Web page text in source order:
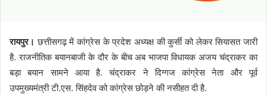
रायपुर। छत्तीसगढ़ में कांग्रेस के प्रदेश अध्यक्ष की कुर्सी को लेकर सियासत जारी
है. राजनीतिक बयानबाजी के दौर के बीच अब भाजपा विधायक अजय चंद्राकर का
बड़ा बयान सामने आया है. चंद्राकर ने दिग्गज कांग्रेस नेता और पूर्व
उपमुख्यमंत्री टी.एस. सिंहदेव को कांग्रेस छोड़ने की नसीहत दी है.